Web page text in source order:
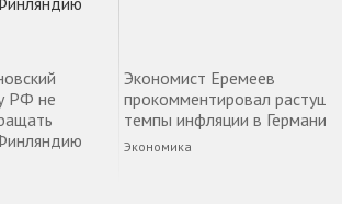
РФ не
Экономист Еремеев
прокомментировал
темпы инфляции в Германии
Экономика